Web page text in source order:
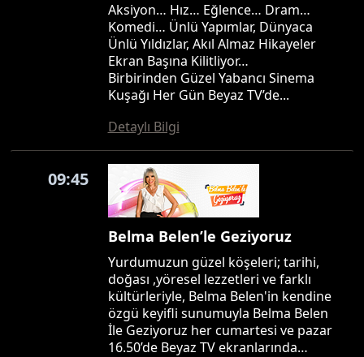
Aksiyon… Hız… Eğlence… Dram…
Komedi… Ünlü Yapımlar, Dünyaca
Ünlü Yıldızlar, Akıl Almaz Hikayeler
Ekran Başına Kilitliyor…
Birbirinden Güzel Yabancı Sinema
Kuşağı Her Gün Beyaz TV’de...
Detaylı Bilgi
09:45
Belma Belen’le Geziyoruz
Yurdumuzun güzel köşeleri; tarihi,
doğası ,yöresel lezzetleri ve farklı
kültürleriyle, Belma Belen'in kendine
özgü keyifli sunumuyla Belma Belen
İle Geziyoruz her cumartesi ve pazar
16.50’de Beyaz TV ekranlarında…